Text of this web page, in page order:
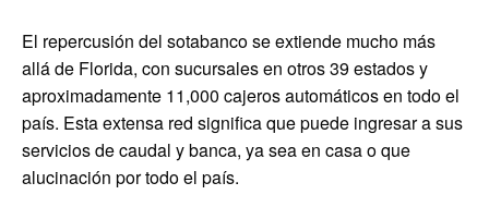
El repercusión del sotabanco se extiende mucho más
allá de Florida, con sucursales en otros 39 estados y
aproximadamente 11,000 cajeros automáticos en todo el
país. Esta extensa red significa que puede ingresar a sus
servicios de caudal y banca, ya sea en casa o que
alucinación por todo el país.